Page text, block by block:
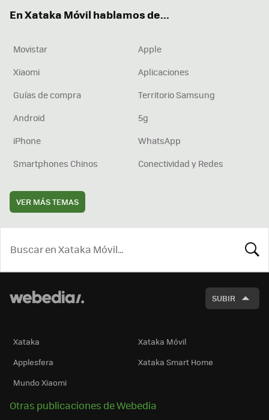
En Xataka Móvil hablamos de...
Movistar
Apple
Xiaomi
Aplicaciones
Guías de compra
Territorio Samsung
Android
5g
iPhone
WhatsApp
Smartphones Chinos
Conectividad y Redes
VER MÁS TEMAS
SUBIR
Xataka
Xataka Móvil
Applesfera
Xataka Smart Home
Mundo Xiaomi
Otras publicaciones de Webedia